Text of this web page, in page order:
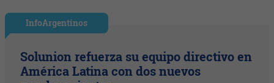
InfoArgentinos
Solunion refuerza su equipo directivo en
América Latina con dos nuevos